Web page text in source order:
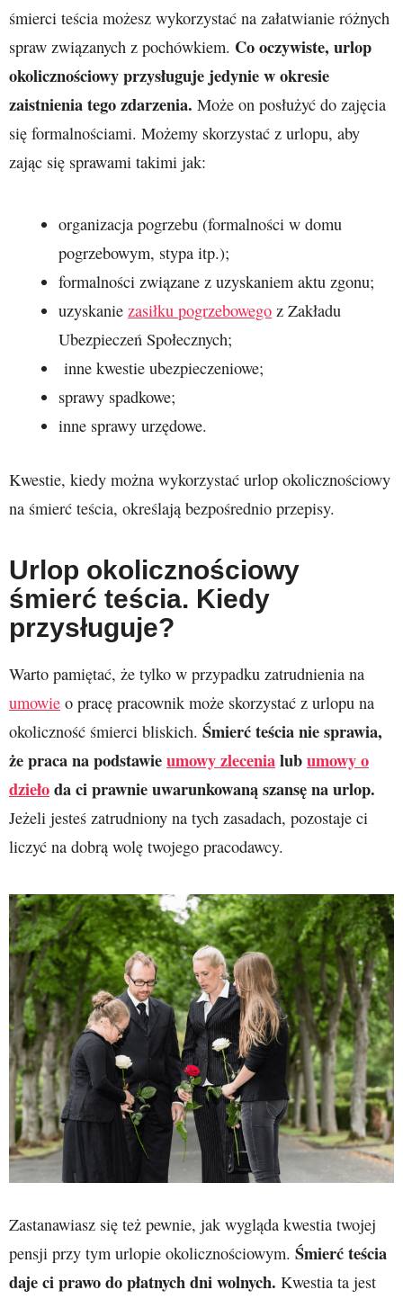
śmierci teścia możesz wykorzystać na załatwianie różnych
spraw związanych z pochówkiem. Co oczywiste, urlop
okolicznościowy przysługuje jedynie w okresie
zaistnienia tego zdarzenia. Może on posłużyć do zajęcia
się formalnościami. Możemy skorzystać z urlopu, aby
zając się sprawami takimi jak:
organizacja pogrzebu (formalności w domu
pogrzebowym, stypa itp.);
formalności związane z uzyskaniem aktu zgonu;
uzyskaniezasiłku pogrzebowego z Zakładu
Ubezpieczeń Społecznych;
inne kwestie ubezpieczeniowe;
sprawy spadkowe;
inne sprawy urzędowe.
Kwestie, kiedy można wykorzystać urlop okolicznościowy
na śmierć teścia, określają bezpośrednio przepisy.
Urlop okolicznościowy
śmierć teścia. Kiedy
przysługuje?
Warto pamiętać, że tylko w przypadku zatrudnienia na
umowie o pracę pracownik może skorzystać z urlopu na
okoliczność śmierci bliskich. Śmierć teścia nie sprawia,
że praca na podstawieumowy zlecenialubumowy o
dziełoda ci prawnie uwarunkowaną szansę na urlop.
Jeżeli jesteś zatrudniony na tych zasadach, pozostaje ci
liczyć na dobrą wolę twojego pracodawcy.
Zastanawiasz się też pewnie, jak wygląda kwestia twojej
pensji przy tym urlopie okolicznościowym. Śmierć teścia
daje ci prawo do płatnych dni wolnych. Kwestia ta jest